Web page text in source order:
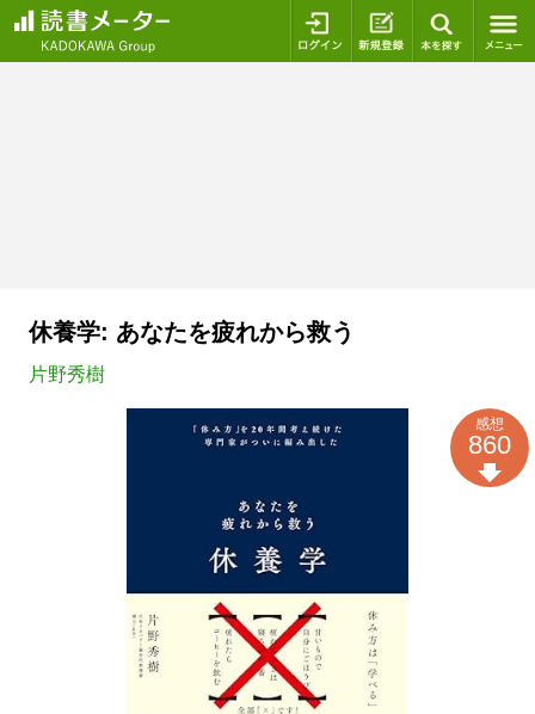
ログイン 新規登録
休養学: あなたを疲れから救う
片野秀樹
感想
860